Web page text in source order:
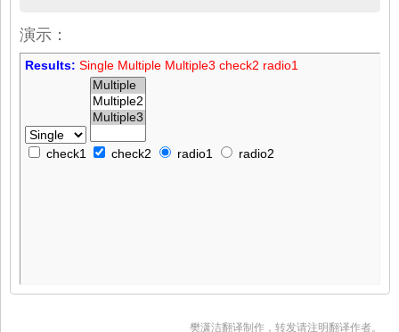
演示：
樊潇洁翻译制作，转发请注明翻译作者。